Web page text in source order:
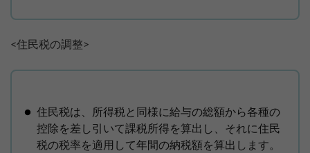
<住民税の調整>
住民税は、所得税と同様に給与の総額から各種の
控除を差し引いて課税所得を算出し、それに住民
税の税率を適用して年間の納税額を算出します。